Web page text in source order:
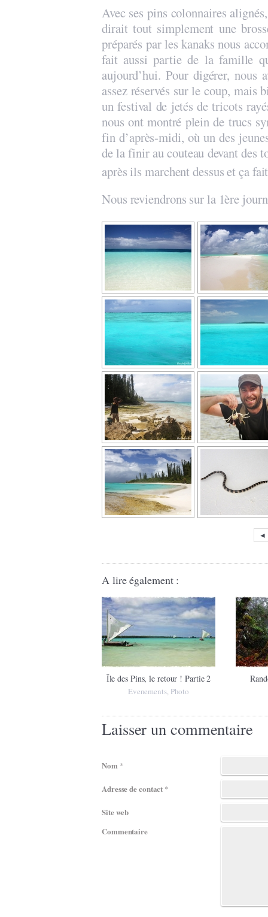
Avec ses pins colonnaires
dirait tout simplement une
préparés par les kanaks nous
fait aussi partie de la famille
aujourd’hui. Pour digérer, nous
assez réservés sur le coup,
un festival de jetés de tricots
nous ont montré plein de trucs
fin d’après-midi, où un des
de la finir au couteau devant des
après ils marchent dessus et ça
Nous reviendrons sur la 1ère
◄
A lire également :
Île des Pins, le retour ! Partie 2
Evenements, Photo
Laisser un commentaire
Nom *
Adresse de contact *
Site web
Commentaire